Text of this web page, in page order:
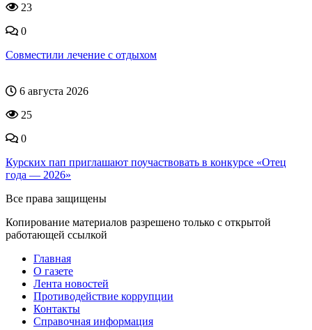
23
0
Совместили лечение с отдыхом
6 августа 2026
25
0
Курских пап приглашают поучаствовать в конкурсе «Отец
года — 2026»
Все права защищены
Копирование материалов разрешено только с открытой
работающей ссылкой
Главная
О газете
Лента новостей
Противодействие коррупции
Контакты
Справочная информация